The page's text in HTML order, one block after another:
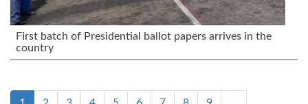
First batch of Presidential ballot papers arrives in the
country